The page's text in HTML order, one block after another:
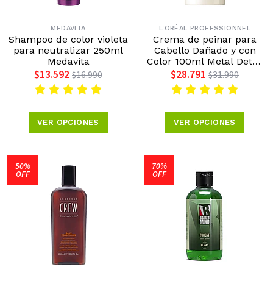
MEDAVITA
Shampoo de color violeta
para neutralizar 250ml
Medavita
$13.592 $16.990
VER OPCIONES
L'ORÉAL PROFESSIONNEL
Crema de peinar para
Cabello Dañado y con
Color 100ml Metal Detox
L'Oréal Professionnel
$28.791 $31.990
VER OPCIONES
50%
OFF
70%
OFF